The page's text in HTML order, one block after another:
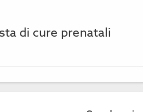
di cure prenatali